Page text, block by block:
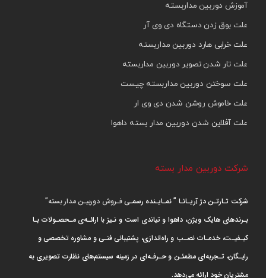
آموزش دوربین مداربسته
علت بوق زدن دستگاه دی وی آر
علت خرابی هارد دوربین مداربسته
علت تار شدن تصویر دوربین مداربسته
علت سوختن دوربین مداربسته چیست
علت خاموش روشن شدن دی وی ار
علت آفلاین شدن دوربین مدار بسته داهوا
شرکت دوربین مدار بسته
شرکت تـارتـن دژ آریـانـا ” نمـایـنده رسمـیفـروش دوربیـن مدار بسته”
بـرندهای هایک ویژن، داهوا و تیاندی است و نـیز با ارائـه‌ی مـحصـولات بـا
کیـفیـت، خدمـات نصـب و راه‌اندازی، پشتیبانی فنـی و مشاوره تخصصی و
رایـگان، تـجربه‌ای مطمئـن و حـرفـه‌ای در زمینه سیستم‌های نظارت تصویری به
مشتریان خود ارائه می‌دهد.